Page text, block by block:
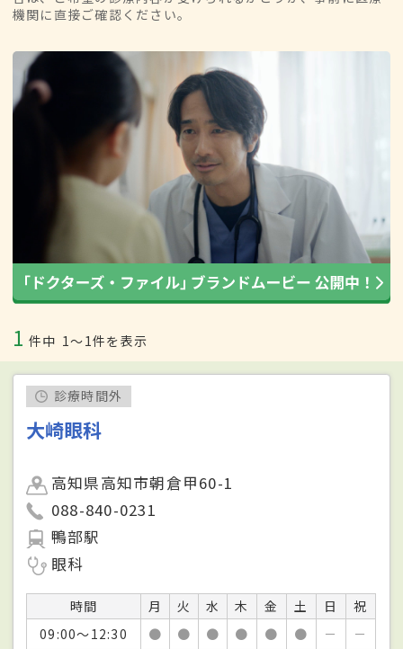
機関に直接ご確認ください。
1 件中 1〜1件を表示
診療時間外
大崎眼科
高知県高知市朝倉甲60-1
088-840-0231
鴨部駅
眼科
時間 月 火 水 木 金 土 日
祝
09:00～12:30
● ● ● ● ● ● －
－